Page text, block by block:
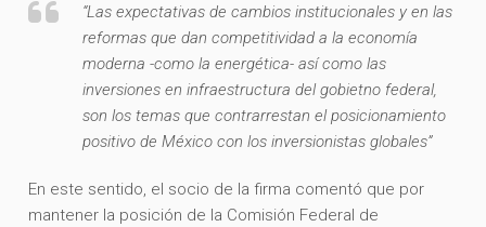
“Las expectativas de cambios institucionales y en las
reformas que dan competitividad a la economía
moderna -como la energética- así como las
inversiones en infraestructura del gobietno federal,
son los temas que contrarrestan el posicionamiento
positivo de México con los inversionistas globales”
En este sentido, el socio de la firma comentó que por
mantener la posición de la Comisión Federal de